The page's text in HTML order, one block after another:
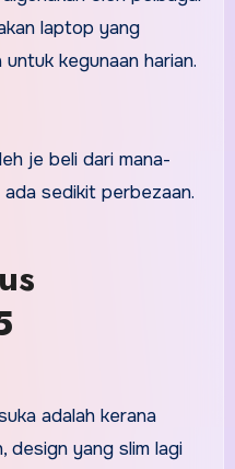
laptop yang
kegunaan harian.
je beli dari mana-
ada sedikit perbezaan.
adalah kerana
design yang slim lagi